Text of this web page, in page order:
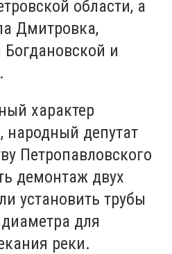
области, а
Дмитровка,
и
характер
народный депутат
Петропавловского
демонтаж двух
установить трубы
для
реки.